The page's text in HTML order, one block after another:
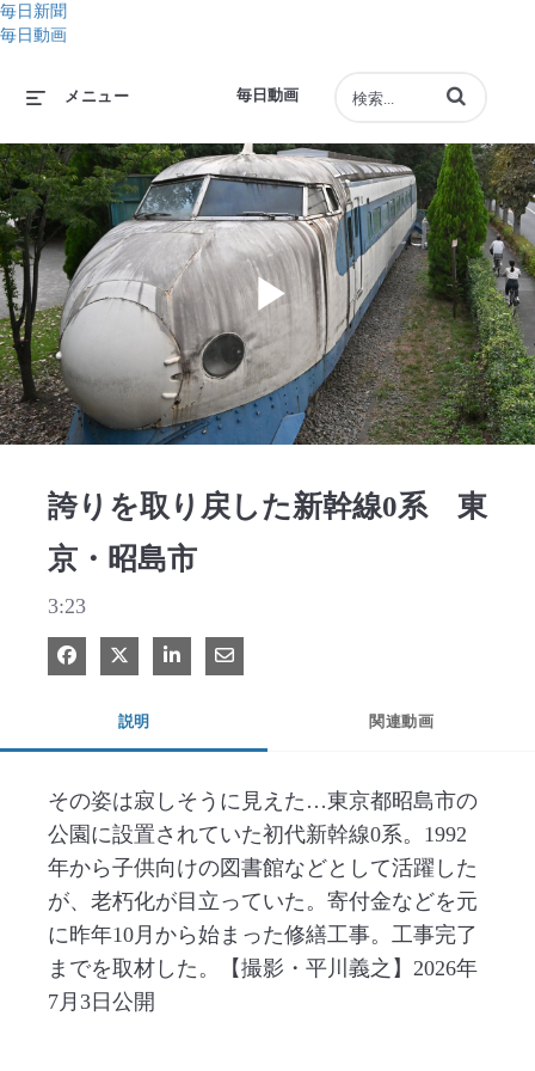
毎日新聞
毎日動画
毎日動画
メニュー 動画の検索語句
Play
誇りを取り戻した新幹線0系 東
京・昭島市
3:23
Facebook で共有
Xで共有する
LinkedIn で共有
電子メールで共有
説明 関連動画
その姿は寂しそうに見えた…東京都昭島市の
公園に設置されていた初代新幹線0系。1992
年から子供向けの図書館などとして活躍した
が、老朽化が目立っていた。寄付金などを元
に昨年10月から始まった修繕工事。工事完了
までを取材した。【撮影・平川義之】2026年
7月3日公開